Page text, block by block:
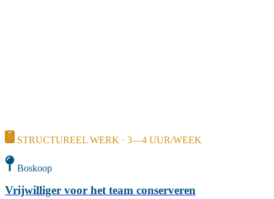
STRUCTUREEL WERK · 3—4 UUR/WEEK
Boskoop
Vrijwilliger voor het team conserveren